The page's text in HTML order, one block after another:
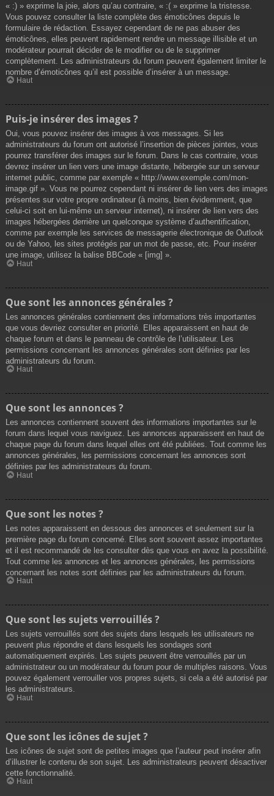
« :) » exprime la joie, alors qu’au contraire, « :( » exprime la tristesse.
Vous pouvez consulter la liste complète des émoticônes depuis le
formulaire de rédaction. Essayez cependant de ne pas abuser des
émoticônes, elles peuvent rapidement rendre un message illisible et un
modérateur pourrait décider de le modifier ou de le supprimer
complètement. Les administrateurs du forum peuvent également limiter le
nombre d’émoticônes qu’il est possible d’insérer à un message.
Haut
Puis-je insérer des images ?
Oui, vous pouvez insérer des images à vos messages. Si les
administrateurs du forum ont autorisé l’insertion de pièces jointes, vous
pourrez transférer des images sur le forum. Dans le cas contraire, vous
devrez insérer un lien vers une image distante, hébergée sur un serveur
internet public, comme par exemple « http://www.exemple.com/mon-
image.gif ». Vous ne pourrez cependant ni insérer de lien vers des images
présentes sur votre propre ordinateur (à moins, bien évidemment, que
celui-ci soit en lui-même un serveur internet), ni insérer de lien vers des
images hébergées derrière un quelconque système d’authentification,
comme par exemple les services de messagerie électronique de Outlook
ou de Yahoo, les sites protégés par un mot de passe, etc. Pour insérer
une image, utilisez la balise BBCode « [img] ».
Haut
Que sont les annonces générales ?
Les annonces générales contiennent des informations très importantes
que vous devriez consulter en priorité. Elles apparaissent en haut de
chaque forum et dans le panneau de contrôle de l’utilisateur. Les
permissions concernant les annonces générales sont définies par les
administrateurs du forum.
Haut
Que sont les annonces ?
Les annonces contiennent souvent des informations importantes sur le
forum dans lequel vous naviguez. Les annonces apparaissent en haut de
chaque page du forum dans lequel elles ont été publiées. Tout comme les
annonces générales, les permissions concernant les annonces sont
définies par les administrateurs du forum.
Haut
Que sont les notes ?
Les notes apparaissent en dessous des annonces et seulement sur la
première page du forum concerné. Elles sont souvent assez importantes
et il est recommandé de les consulter dès que vous en avez la possibilité.
Tout comme les annonces et les annonces générales, les permissions
concernant les notes sont définies par les administrateurs du forum.
Haut
Que sont les sujets verrouillés ?
Les sujets verrouillés sont des sujets dans lesquels les utilisateurs ne
peuvent plus répondre et dans lesquels les sondages sont
automatiquement expirés. Les sujets peuvent être verrouillés par un
administrateur ou un modérateur du forum pour de multiples raisons. Vous
pouvez également verrouiller vos propres sujets, si cela a été autorisé par
les administrateurs.
Haut
Que sont les icônes de sujet ?
Les icônes de sujet sont de petites images que l’auteur peut insérer afin
d’illustrer le contenu de son sujet. Les administrateurs peuvent désactiver
cette fonctionnalité.
Haut